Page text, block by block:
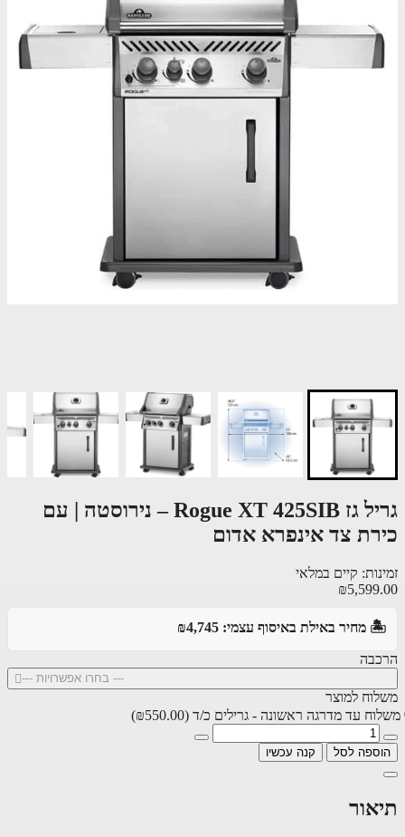
גריל גז Rogue XT 425SIB – נירוסטה | עם
צד אינפרא אדום
קיים במלאי
מחיר באילת באיסוף עצמי: ₪4,745
--- בחרו אפשרויות ---
למוצר
עד מדרגה ראשונה - גרילים כ/ד (₪550.00)
לסל קנה עכשיו